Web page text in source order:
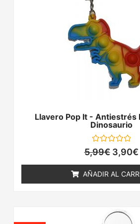
Llavero Pop It - Antiestrés
Dinosaurio
Valorado
con
de
5
5,99€ 3,90€
AÑADIR AL
El